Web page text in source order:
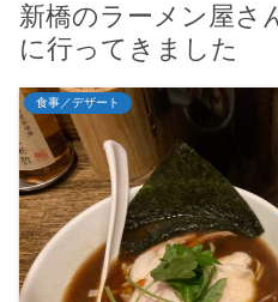
新橋のラーメン屋さ
に行ってきました
食事／デザート